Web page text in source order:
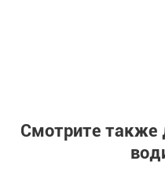
Смотрите также